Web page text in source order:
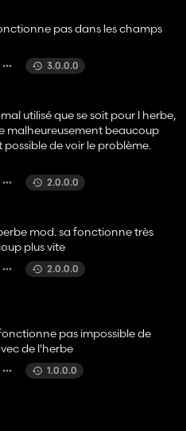
pas dans les champs
3.0.0.0
utilisé que se soit pour l herbe,
malheureusement beaucoup
possible de voir le problème.
2.0.0.0
mod. sa fonctionne très
plus vite
2.0.0.0
pas impossible de
de l'herbe
1.0.0.0